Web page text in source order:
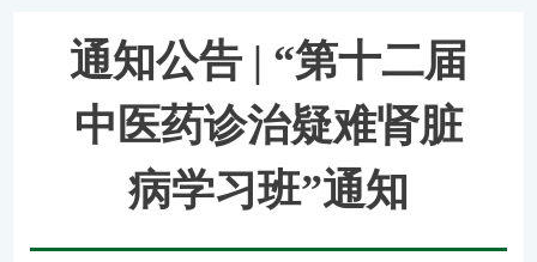
通知公告 | “第十二届
中医药诊治疑难肾脏
病学习班”通知